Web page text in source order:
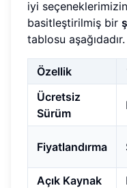
iyi
basitleştirilmiş bir
tablosu aşağıdadır.
Özellik
Ücretsiz
Sürüm
Fiyatlandırma
Açık Kaynak